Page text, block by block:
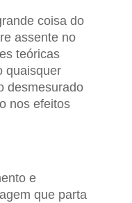
coisa do
assente no
teóricas
quaisquer
desmesurado
nos efeitos
e
que parta